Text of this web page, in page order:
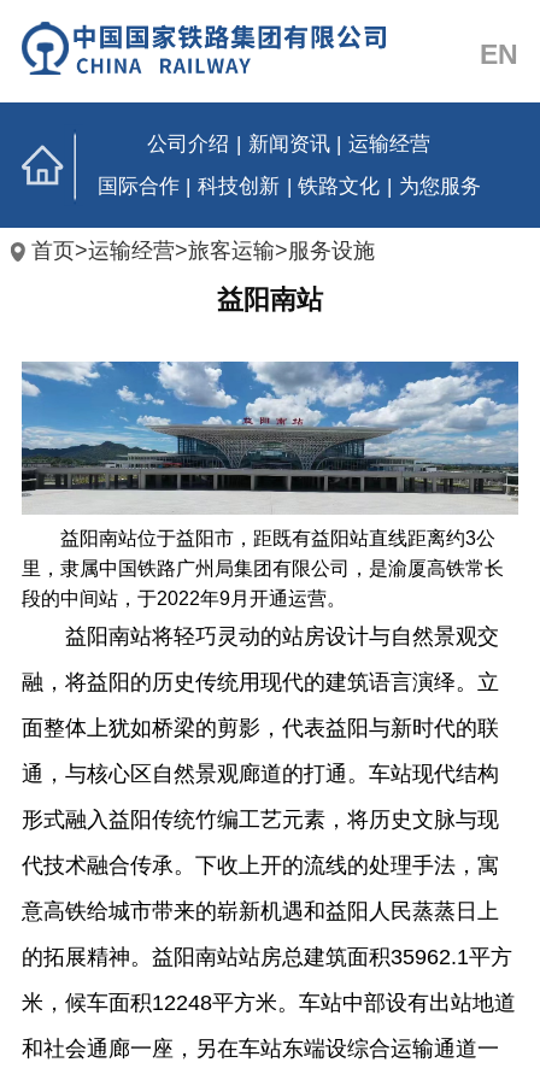
EN
公司介绍 新闻资讯
运输经营
国际合作 | 科技创新 | 铁路文化 | 为您服务
首页>运输经营>旅客运输>服务设施
益阳南站
益阳南站位于益阳市，距既有益阳站直线距离约3公
里，隶属中国铁路广州局集团有限公司，是渝厦高铁常长
段的中间站，于2022年9月开通运营。
益阳南站将轻巧灵动的站房设计与自然景观交
融，将益阳的历史传统用现代的建筑语言演绎。立
面整体上犹如桥梁的剪影，代表益阳与新时代的联
通，与核心区自然景观廊道的打通。车站现代结构
形式融入益阳传统竹编工艺元素，将历史文脉与现
代技术融合传承。下收上开的流线的处理手法，寓
意高铁给城市带来的崭新机遇和益阳人民蒸蒸日上
的拓展精神。益阳南站站房总建筑面积35962.1平方
米，候车面积12248平方米。车站中部设有出站地道
和社会通廊一座，另在车站东端设综合运输通道一